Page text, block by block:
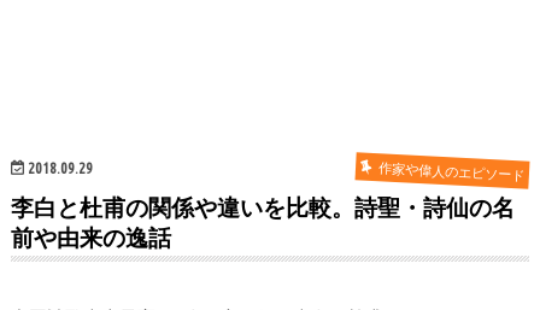
2018.09.29 作家や偉人のエピソード
李白と杜甫の関係や違いを比較。詩聖・詩仙の名
前や由来の逸話